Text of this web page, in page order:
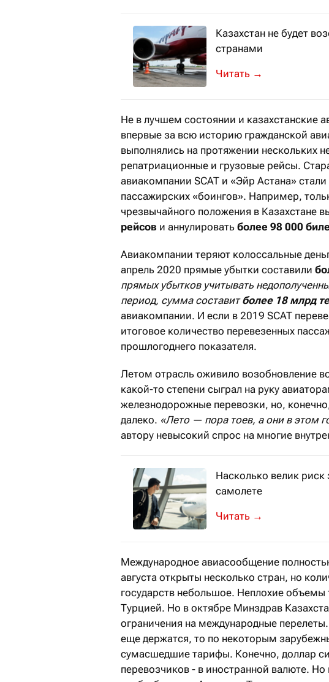
Казахстан не будет
странами
Количество рейсов в
→
Не в лучшем состоянии и казахстанские
впервые за всю историю гражданской
выполнялись на протяжении нескольких
репатриационные и грузовые рейсы.
авиакомпании SCAT и «Эйр Астана»
пассажирских «боингов». Например,
чрезвычайного положения в Казахстане
рейсов и аннулировать более 98 000
Авиакомпании теряют колоссальные
апрель 2020 прямые убытки составили
прямых убытков учитывать
период, сумма составитболее 18 млрд
авиакомпании. И если в 2019 SCAT
итоговое количество перевезенных
прошлогоднего показателя.
Летом отрасль оживило возобновление
какой-то степени сыграл на руку
железнодорожные перевозки, но,
далеко. «Лето — пора тоев, а они в этом
автору невысокий спрос на многие
Насколько велик
самолете
Эксперты оценили
→
Международное авиасообщение
августа открыты несколько стран, но
государств небольшое. Неплохие
Турцией. Но в октябре Минздрав
ограничения на международные
еще держатся, то по некоторым
сумасшедшие тарифы. Конечно, доллар
перевозчиков - в иностранной валюте. Но